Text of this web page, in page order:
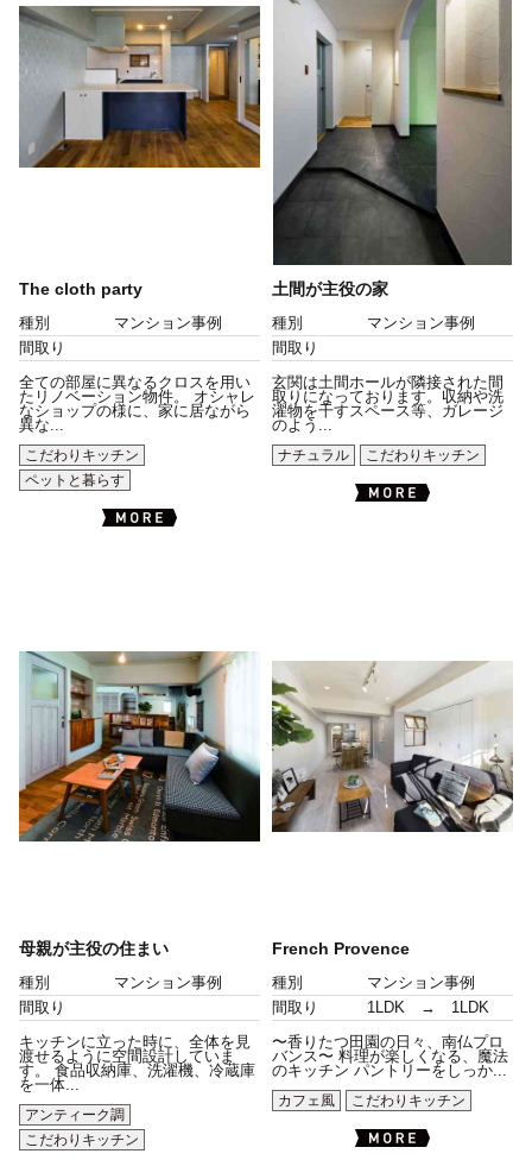
The cloth party
種別
マンション事例
間取り
全ての部屋に異なるクロスを用い
たリノベーション物件。 オシャレ
なショップの様に、家に居ながら
異な...
こだわりキッチン
ペットと暮らす
土間が主役の家
種別
マンション事例
間取り
玄関は土間ホールが隣接された間
取りになっております。収納や洗
濯物を干すスペース等、ガレージ
のよう...
ナチュラル
こだわりキッチン
母親が主役の住まい
種別
マンション事例
間取り
キッチンに立った時に、全体を見
渡せるように空間設計していま
す。 食品収納庫、洗濯機、冷蔵庫
を一体...
アンティーク調
こだわりキッチン
French Provence
種別
マンション事例
間取り
1LDK → 1LDK
〜香りたつ田園の日々、南仏プロ
バンス〜 料理が楽しくなる、魔法
のキッチン パントリーをしっか...
カフェ風
こだわりキッチン